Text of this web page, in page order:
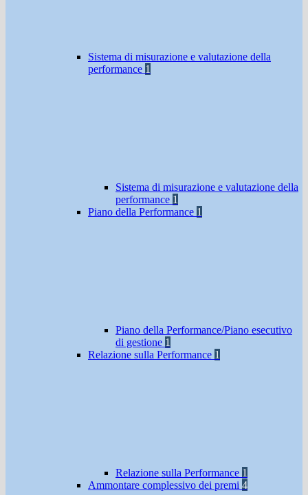
Sistema di misurazione e valutazione della
performance 1
Sistema di misurazione e valutazione della
performance 1
Piano della Performance 1
Piano della Performance/Piano esecutivo
di gestione 1
Relazione sulla Performance 1
Relazione sulla Performance 1
Ammontare complessivo dei premi 4